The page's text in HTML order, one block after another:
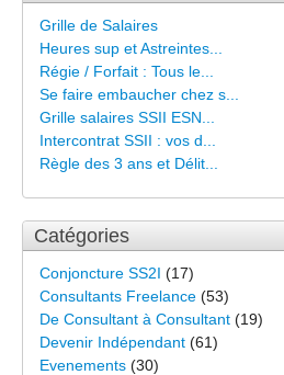
Grille de Salaires
Heures sup et Astreintes...
Régie / Forfait : Tous le...
Se faire embaucher chez s...
Grille salaires SSII ESN...
Intercontrat SSII : vos d...
Règle des 3 ans et Délit...
Catégories
Conjoncture SS2I (17)
Consultants Freelance (53)
De Consultant à Consultant (19)
Devenir Indépendant (61)
Evenements (30)